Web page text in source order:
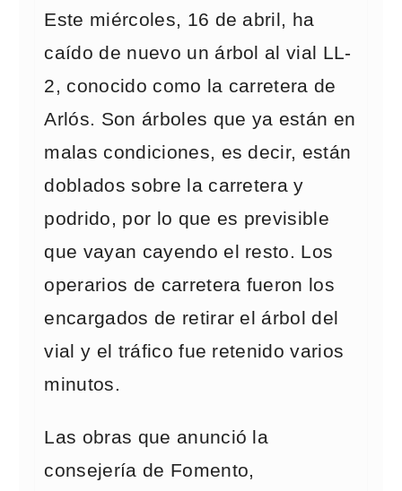
Este miércoles, 16 de abril, ha
caído de nuevo un árbol al vial LL-
2, conocido como la carretera de
Arlós. Son árboles que ya están en
malas condiciones, es decir, están
doblados sobre la carretera y
podrido, por lo que es previsible
que vayan cayendo el resto. Los
operarios de carretera fueron los
encargados de retirar el árbol del
vial y el tráfico fue retenido varios
minutos.
Las obras que anunció la
consejería de Fomento,